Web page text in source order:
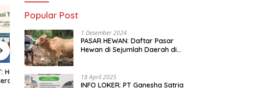
Satria Nusantara
Sejahtera Mencari Supervisor
Popular Post
1 Desember 2024
PASAR HEWAN: Daftar Pasar
Hewan di Sejumlah Daerah di
18 April 2025
INFO LOKER: PT Ganesha Satria